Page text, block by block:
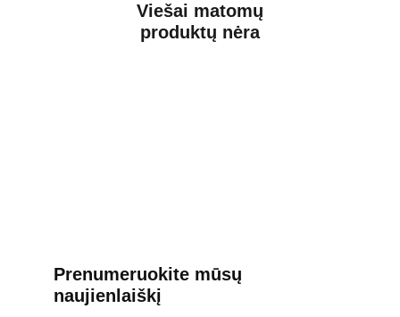
Viešai matomų
produktų nėra
Prenumeruokite mūsų
naujienlaiškį